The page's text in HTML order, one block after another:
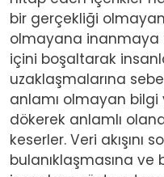
bir gerçekliği
olmayana inanmaya
içini boşaltarak
uzaklaşmalarına
anlamı olmayan bilgi
dökerek anlamlı
keserler. Veri akışını
bulanıklaşmasına ve